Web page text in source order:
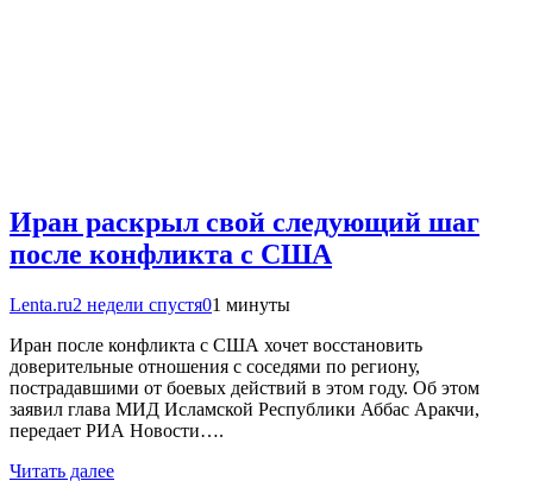
Иран раскрыл свой следующий шаг
после конфликта с США
Lenta.ru2 недели спустя01 минуты
Иран после конфликта с США хочет восстановить
доверительные отношения с соседями по региону,
пострадавшими от боевых действий в этом году. Об этом
заявил глава МИД Исламской Республики Аббас Аракчи,
передает РИА Новости….
Читать далее